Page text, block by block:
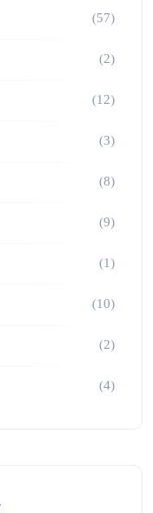
(57)
(2)
(12)
(3)
(8)
(9)
(1)
(10)
(2)
(4)